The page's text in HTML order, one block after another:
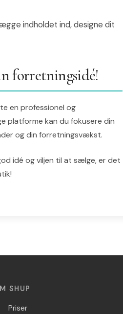
indholdet ind, designe dit
forretningsidé!
en professionel og
platforme kan du fokusere din
og din forretningsvækst.
idé og viljen til at sælge, er det
SHUP
Priser